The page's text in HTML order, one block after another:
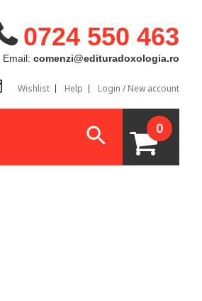
0724 550 463
Email: comenzi@edituradoxologia.ro
Wishlist Help Login / New account
0